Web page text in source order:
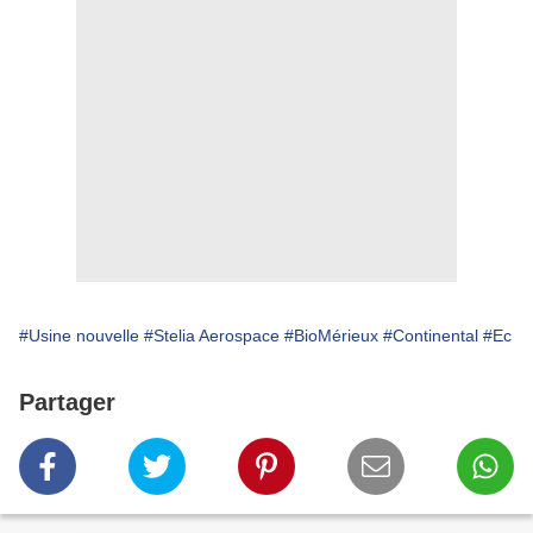
#Usine nouvelle #Stelia Aerospace #BioMérieux #Continental #Ec
Partager